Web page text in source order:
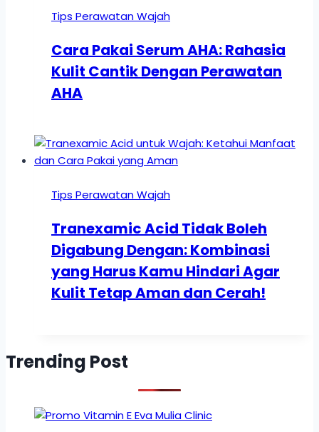
Tips Perawatan Wajah
Cara Pakai Serum AHA: Rahasia
Kulit Cantik Dengan Perawatan
AHA
Tips Perawatan Wajah
Tranexamic Acid Tidak Boleh
Digabung Dengan: Kombinasi
yang Harus Kamu Hindari Agar
Kulit Tetap Aman dan Cerah!
Trending Post